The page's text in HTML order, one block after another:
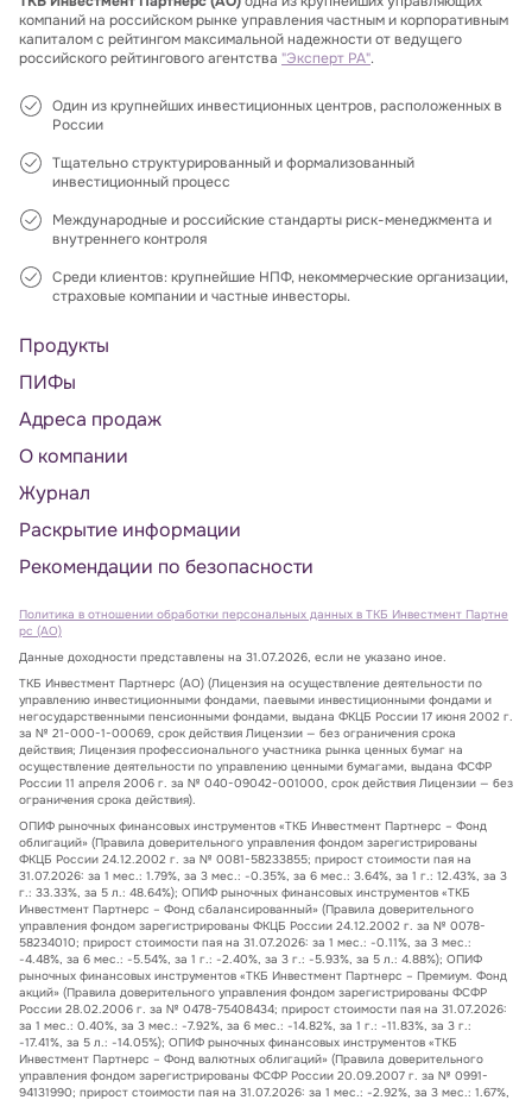
компаний на российском рынке управления частным и корпоративным
капиталом с рейтингом максимальной надежности от ведущего
российского рейтингового агентства "Эксперт РА".
Один из крупнейших инвестиционных центров, расположенных в
России
Тщательно структурированный и формализованный
инвестиционный процесс
Международные и российские стандарты риск-менеджмента и
внутреннего контроля
Среди клиентов: крупнейшие НПФ, некоммерческие организации,
страховые компании и частные инвесторы.
Продукты
ПИФы
Адреса продаж
О компании
Журнал
Раскрытие информации
Рекомендации по безопасности
Политика в отношении обработки персональных данных в ТКБ Инвестмент Партне
рс (АО)
Данные доходности представлены на 31.07.2026, если не указано иное.
ТКБ Инвестмент Партнерс (АО) (Лицензия на осуществление деятельности по
управлению инвестиционными фондами, паевыми инвестиционными фондами и
негосударственными пенсионными фондами, выдана ФКЦБ России 17 июня 2002 г.
за № 21-000-1-00069, срок действия Лицензии — без ограничения срока
действия; Лицензия профессионального участника рынка ценных бумаг на
осуществление деятельности по управлению ценными бумагами, выдана ФСФР
России 11 апреля 2006 г. за № 040-09042-001000, срок действия Лицензии — без
ограничения срока действия).
ОПИФ рыночных финансовых инструментов «ТКБ Инвестмент Партнерс – Фонд
облигаций» (Правила доверительного управления фондом зарегистрированы
ФКЦБ России 24.12.2002 г. за № 0081-58233855; прирост стоимости пая на
31.07.2026: за 1 мес.: 1.79%, за 3 мес.: -0.35%, за 6 мес.: 3.64%, за 1 г.: 12.43%, за 3
г.: 33.33%, за 5 л.: 48.64%); ОПИФ рыночных финансовых инструментов «ТКБ
Инвестмент Партнерс – Фонд сбалансированный» (Правила доверительного
управления фондом зарегистрированы ФКЦБ России 24.12.2002 г. за № 0078-
58234010; прирост стоимости пая на 31.07.2026: за 1 мес.: -0.11%, за 3 мес.:
-4.48%, за 6 мес.: -5.54%, за 1 г.: -2.40%, за 3 г.: -5.93%, за 5 л.: 4.88%); ОПИФ
рыночных финансовых инструментов «ТКБ Инвестмент Партнерс – Премиум. Фонд
акций» (Правила доверительного управления фондом зарегистрированы ФСФР
России 28.02.2006 г. за № 0478-75408434; прирост стоимости пая на 31.07.2026:
за 1 мес.: 0.40%, за 3 мес.: -7.92%, за 6 мес.: -14.82%, за 1 г.: -11.83%, за 3 г.:
-17.41%, за 5 л.: -14.05%); ОПИФ рыночных финансовых инструментов «ТКБ
Инвестмент Партнерс – Фонд валютных облигаций» (Правила доверительного
управления фондом зарегистрированы ФСФР России 20.09.2007 г. за № 0991-
94131990; прирост стоимости пая на 31.07.2026: за 1 мес.: -2.92%, за 3 мес.: 1.67%,